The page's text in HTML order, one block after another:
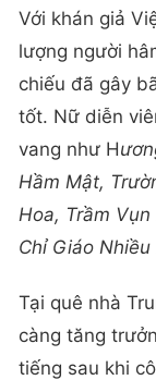
Với khán giả
lượng người
chiếu đã gây
tốt. Nữ diễn
vang như H
Hầm Mật,
Hoa, Trầm
Chỉ Giáo
Tại quê nhà
càng tăng
tiếng sau khi